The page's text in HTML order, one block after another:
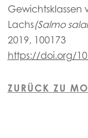
Lachs(Salmo
2019, 100173
https://doi.org/
ZURÜCK ZU